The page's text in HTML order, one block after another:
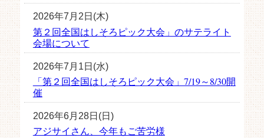
2026年7月2日(木)
第２回全国はしそろピック大会」のサテライト
会場について
2026年7月1日(水)
「第２回全国はしそろピック大会」7/19～8/30開
催
2026年6月28日(日)
アジサイさん、今年もご苦労様